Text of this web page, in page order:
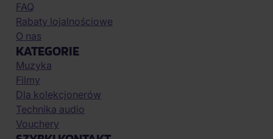
FAQ
Rabaty lojalnościowe
O nas
KATEGORIE
Muzyka
Filmy
Dla kolekcjonerów
Technika audio
Vouchery